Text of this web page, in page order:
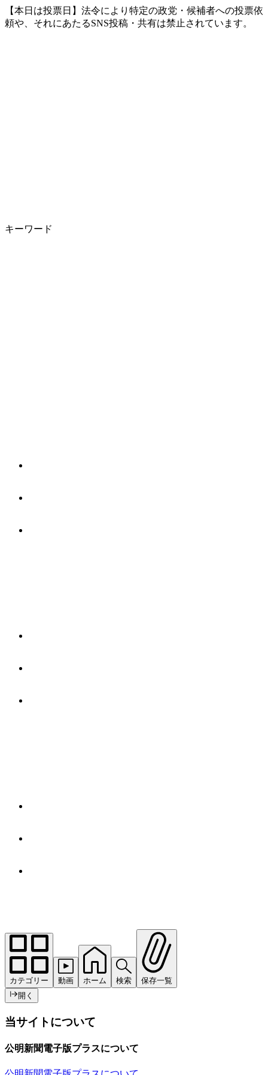
【本日は投票日】法令により特定の政党・候補者への投票依
頼や、それにあたるSNS投稿・共有は禁止されています。
キーワード
カテゴリー 動画 ホーム 検索
保存一覧
開く
当サイトについて
公明新聞電子版プラスについて